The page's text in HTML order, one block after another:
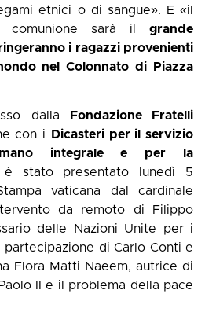
etnici o di sangue». E «il
comunione sarà il grande
i ragazzi provenienti
nel Colonnato di Piazza
dalla
Fondazione Fratelli
con i
Dicasteri per il servizio
integrale e per la
stato presentato lunedì 5
vaticana dal cardinale
da remoto di Filippo
delle Nazioni Unite per i
partecipazione di Carlo Conti e
Flora Matti Naeem, autrice di
II e il problema della pace